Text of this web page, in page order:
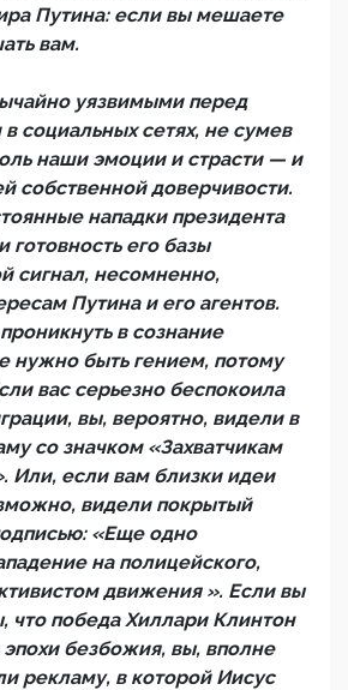
Путина: если вы мешаете
вам.
уязвимыми перед
социальных сетях, не сумев
наши эмоции и страсти — и
собственной доверчивости.
нападки президента
его базы
сигнал, несомненно,
Путина и его агентов.
в сознание
нужно быть гением, потому
вас серьезно беспокоила
вы, вероятно, видели в
со значком «Захватчикам
Или, если вам близки идеи
видели покрытый
«Еще одно
на полицейского,
движения ». Если вы
победа Хиллари Клинтон
безбожия, вы, вполне
рекламу, в которой Иисус